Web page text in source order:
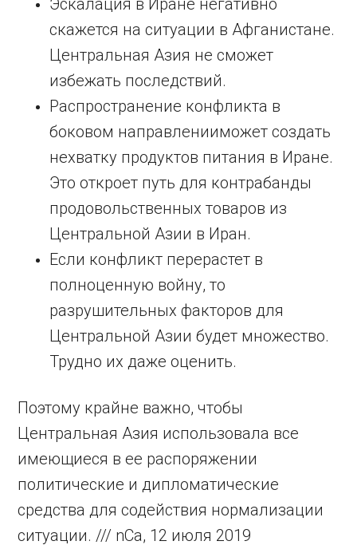
Эскалация в Иране негативно
скажется на ситуации в Афганистане.
Центральная Азия не сможет
избежать последствий.
Распространение конфликта в
боковом направленииможет создать
нехватку продуктов питания в Иране.
Это откроет путь для контрабанды
продовольственных товаров из
Центральной Азии в Иран.
Если конфликт перерастет в
полноценную войну, то
разрушительных факторов для
Центральной Азии будет множество.
Трудно их даже оценить.
Поэтому крайне важно, чтобы
Центральная Азия использовала все
имеющиеся в ее распоряжении
политические и дипломатические
средства для содействия нормализации
ситуации. /// nCa, 12 июля 2019